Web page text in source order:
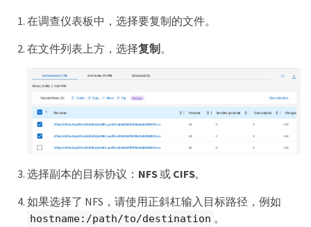
在调查仪表板中，选择要复制的文件。
在文件列表上方，选择复制。
选择副本的目标协议： NFS或 CIFS。
如果选择了 NFS，请使用正斜杠输入目标路径，例如
hostname:/path/to/destination 。